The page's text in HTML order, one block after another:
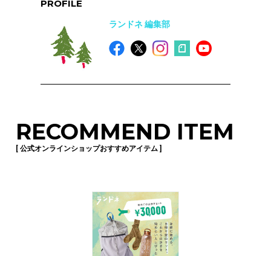
PROFILE
ランドネ 編集部
RECOMMEND ITEM
[ 公式オンラインショップおすすめアイテム ]